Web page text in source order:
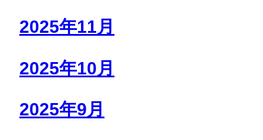
2025年11月
2025年10月
2025年9月